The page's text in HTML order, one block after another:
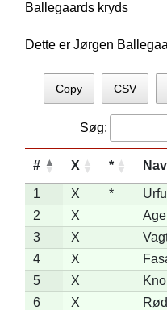
Ballegaards kryds
Dette er Jørgen
Copy CSV
Søg:
# X *
1 X *
2
X
3
X
4
X
5
X
6
X